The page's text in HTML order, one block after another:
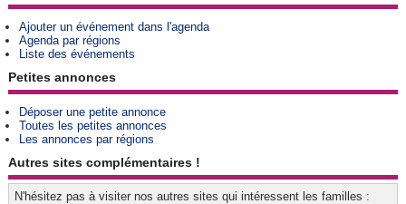
Ajouter un événement dans l'agenda
Agenda par régions
Liste des événements
Petites annonces
Déposer une petite annonce
Toutes les petites annonces
Les annonces par régions
Autres sites complémentaires !
N'hésitez pas à visiter nos autres sites qui intéressent les familles :